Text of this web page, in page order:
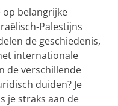
belangrijke
Palestijns
de geschiedenis,
internationale
de verschillende
duiden? Je
je straks aan de